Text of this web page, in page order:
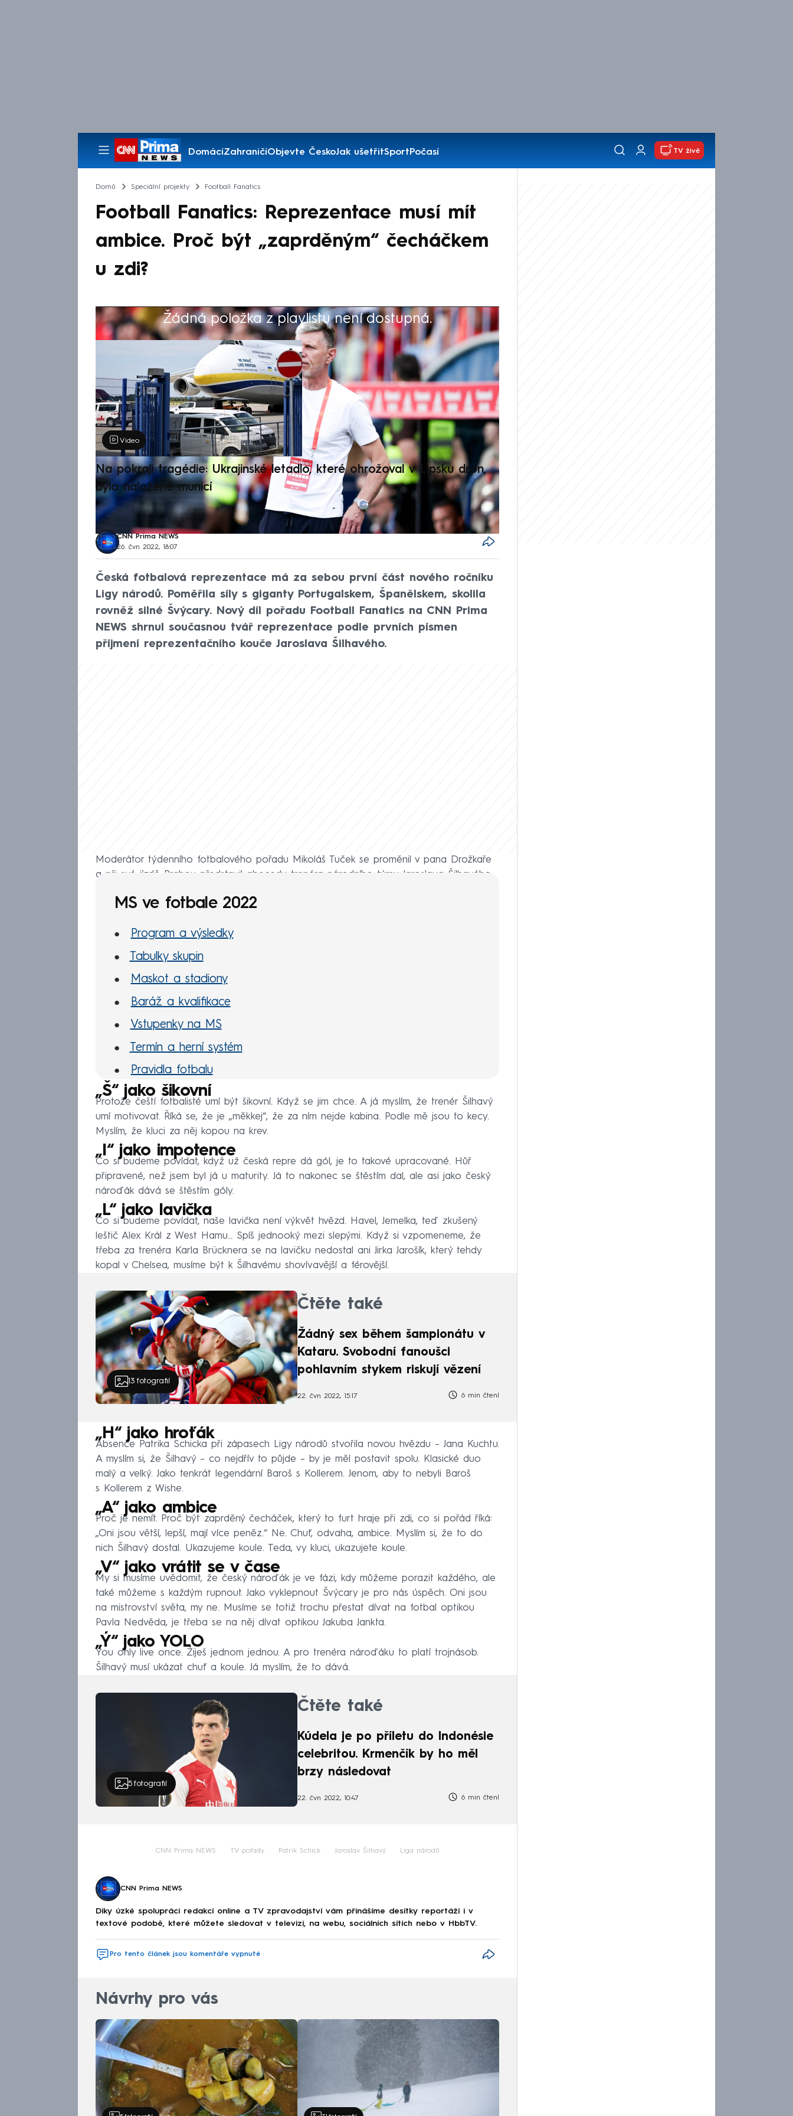
DomácíZahraničíObjevte ČeskoJak ušetřitSportPočasí
Pořady
TV živě
Domů Speciální projekty Football Fanatics
Football Fanatics: Reprezentace musí mít
ambice. Proč být „zaprděným“ čecháčkem
u zdi?
Žádná položka z playlistu není dostupná.
Výběr redakce
Video
Na pokraji tragédie: Ukrajinské letadlo, které ohrožoval v Lipsku dron,
bylo naložené municí
CNN Prima NEWS
26. čvn 2022, 18:07
Česká fotbalová reprezentace má za sebou první část nového ročníku
Ligy národů. Poměřila síly s giganty Portugalskem, Španělskem, skolila
rovněž silné Švýcary. Nový díl pořadu Football Fanatics na CNN Prima
NEWS shrnul současnou tvář reprezentace podle prvních písmen
příjmení reprezentačního kouče Jaroslava Šilhavého.
Moderátor týdenního fotbalového pořadu Mikoláš Tuček se proměnil v pana Drožkaře
a při své jízdě Prahou představil abecedu trenéra národního týmu Jaroslava Šilhavého.
MS ve fotbale 2022
Program a výsledky
Tabulky skupin
Maskot a stadiony
Baráž a kvalifikace
Vstupenky na MS
Termín a herní systém
Pravidla fotbalu
„Š“ jako šikovní
Protože čeští fotbalisté umí být šikovní. Když se jim chce. A já myslím, že trenér Šilhavý
umí motivovat. Říká se, že je „měkkej“, že za ním nejde kabina. Podle mě jsou to kecy.
Myslím, že kluci za něj kopou na krev.
„I“ jako impotence
Co si budeme povídat, když už česká repre dá gól, je to takové upracované. Hůř
připravené, než jsem byl já u maturity. Já to nakonec se štěstím dal, ale asi jako český
nároďák dává se štěstím góly.
„L“ jako lavička
Co si budeme povídat, naše lavička není výkvět hvězd. Havel, Jemelka, teď zkušený
leštič Alex Král z West Hamu… Spíš jednooký mezi slepými. Když si vzpomeneme, že
třeba za trenéra Karla Brücknera se na lavičku nedostal ani Jirka Jarošík, který tehdy
kopal v Chelsea, musíme být k Šilhavému shovívavější a férovější.
13 fotografií
Čtěte také
Žádný sex během šampionátu v
Kataru. Svobodní fanoušci
pohlavním stykem riskují vězení
22. čvn 2022, 15:17 6 min čtení
„H“ jako hroťák
Absence Patrika Schicka při zápasech Ligy národů stvořila novou hvězdu – Jana Kuchtu.
A myslím si, že Šilhavý – co nejdřív to půjde – by je měl postavit spolu. Klasické duo
malý a velký. Jako tenkrát legendární Baroš s Kollerem. Jenom, aby to nebyli Baroš
s Kollerem z Wishe.
„A“ jako ambice
Proč je nemít. Proč být zaprděný čecháček, který to furt hraje při zdi, co si pořád říká:
„Oni jsou větší, lepší, mají více peněz.“ Ne. Chuť, odvaha, ambice. Myslím si, že to do
nich Šilhavý dostal. Ukazujeme koule. Teda, vy kluci, ukazujete koule.
„V“ jako vrátit se v čase
My si musíme uvědomit, že český nároďák je ve fázi, kdy můžeme porazit každého, ale
také můžeme s každým rupnout. Jako vyklepnout Švýcary je pro nás úspěch. Oni jsou
na mistrovství světa, my ne. Musíme se totiž trochu přestat dívat na fotbal optikou
Pavla Nedvěda, je třeba se na něj dívat optikou Jakuba Jankta.
„Ý“ jako YOLO
You only live once. Žiješ jednom jednou. A pro trenéra nároďáku to platí trojnásob.
Šilhavý musí ukázat chuť a koule. Já myslím, že to dává.
5fotografií
Čtěte také
Kúdela je po příletu do Indonésie
celebritou. Krmenčík by ho měl
brzy následovat
22. čvn 2022, 10:47 6 min čtení
CNN Prima NEWS TV pořady Patrik Schick Jaroslav Šilhavý Liga národů
CNN Prima NEWS
Díky úzké spolupráci redakcí online a TV zpravodajství vám přinášíme desítky reportáží i v
textové podobě, které můžete sledovat v televizi, na webu, sociálních sítích nebo v HbbTV.
Pro tento článek jsou komentáře vypnuté
Návrhy pro vás